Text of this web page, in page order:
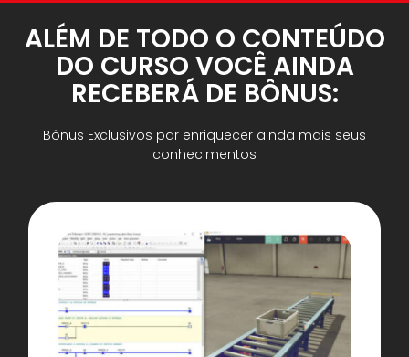
ALÉM DE TODO O CONTEÚDO
DO CURSO VOCÊ AINDA
RECEBERÁ DE BÔNUS:
Bônus Exclusivos par enriquecer ainda mais seus
conhecimentos